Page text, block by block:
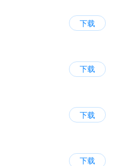
下载
下载
下载
下载